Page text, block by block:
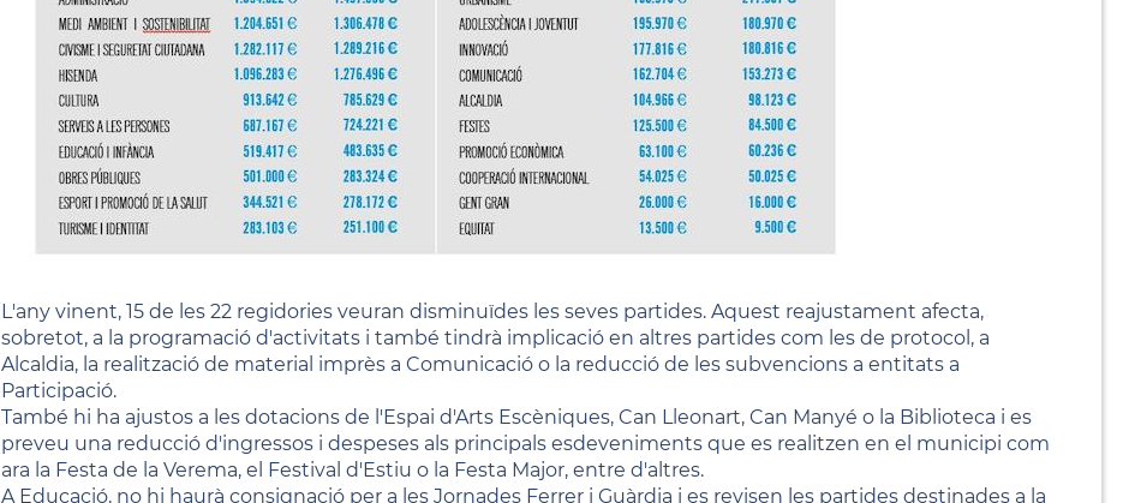
L'any vinent, 15 de les 22 regidories veuran disminuïdes les seves partides. Aquest reajustament afecta,
sobretot, a la programació d'activitats i també tindrà implicació en altres partides com les de protocol, a
Alcaldia, la realització de material imprès a Comunicació o la reducció de les subvencions a entitats a
Participació.
També hi ha ajustos a les dotacions de l'Espai d'Arts Escèniques, Can Lleonart, Can Manyé o la Biblioteca i es
preveu una reducció d'ingressos i despeses als principals esdeveniments que es realitzen en el municipi com
ara la Festa de la Verema, el Festival d'Estiu o la Festa Major, entre d'altres.
A Educació, no hi haurà consignació per a les Jornades Ferrer i Guàrdia i es revisen les partides destinades a la